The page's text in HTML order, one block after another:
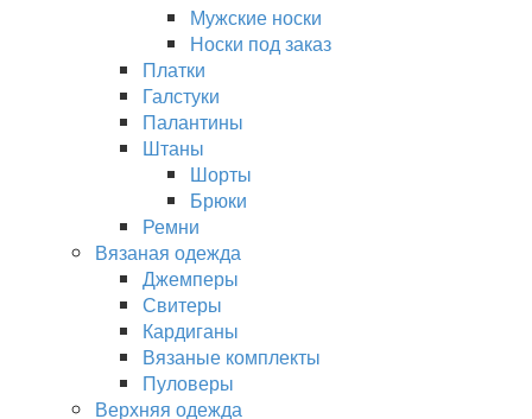
Мужские носки
Носки под заказ
Платки
Галстуки
Палантины
Штаны
Шорты
Брюки
Ремни
Вязаная одежда
Джемперы
Свитеры
Кардиганы
Вязаные комплекты
Пуловеры
Верхняя одежда